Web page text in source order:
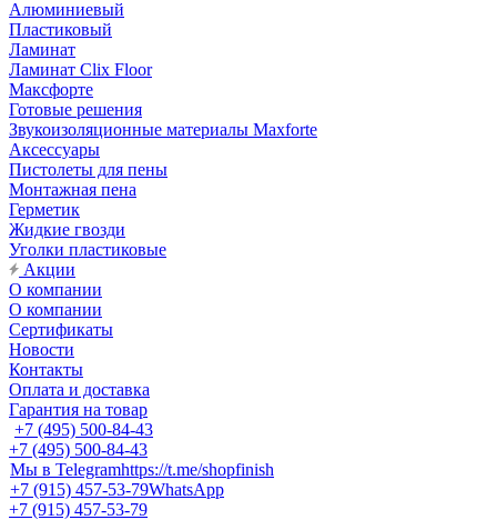
Алюминиевый
Пластиковый
Ламинат
Ламинат Clix Floor
Максфорте
Готовые решения
Звукоизоляционные материалы Maxforte
Аксессуары
Пистолеты для пены
Монтажная пена
Герметик
Жидкие гвозди
Уголки пластиковые
Акции
О компании
О компании
Сертификаты
Новости
Контакты
Оплата и доставка
Гарантия на товар
+7 (495) 500-84-43
+7 (495) 500-84-43
Мы в Telegramhttps://t.me/shopfinish
+7 (915) 457-53-79WhatsApp
+7 (915) 457-53-79